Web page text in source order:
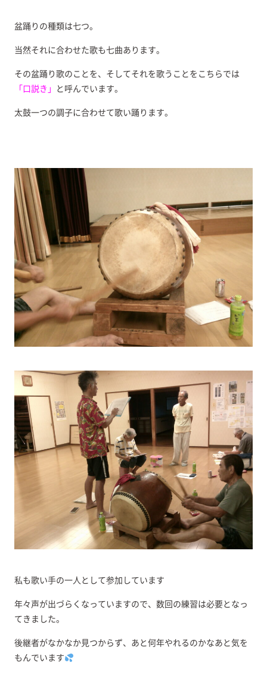
盆踊りの種類は七つ。
当然それに合わせた歌も七曲あります。
その盆踊り歌のことを、そしてそれを歌うことをこちらでは
「口説き」
と呼んでいます。
太鼓一つの調子に合わせて歌い踊ります。
私も歌い手の一人として参加しています
年々声が出づらくなっていますので、数回の練習は必要となっ
てきました。
後継者がなかなか見つからず、あと何年やれるのかなあと気を
もんでいます